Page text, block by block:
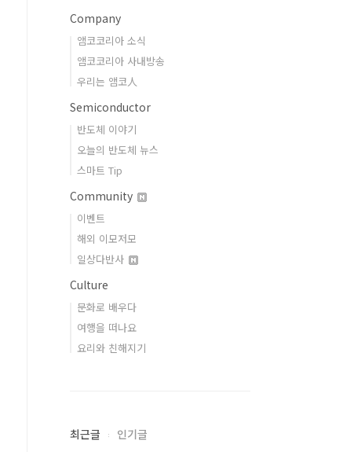
Company
앰코코리아 소식
앰코코리아 사내방송
우리는 앰코人
Semiconductor
반도체 이야기
오늘의 반도체 뉴스
스마트 Tip
Community
이벤트
해외 이모저모
일상다반사
Culture
문화로 배우다
여행을 떠나요
요리와 친해지기
최근글 인기글